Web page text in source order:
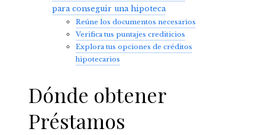
para conseguir una hipoteca
Reúne los documentos necesarios
Verifica tus puntajes crediticios
Explora tus opciones de créditos
hipotecarios
Dónde obtener
Préstamos